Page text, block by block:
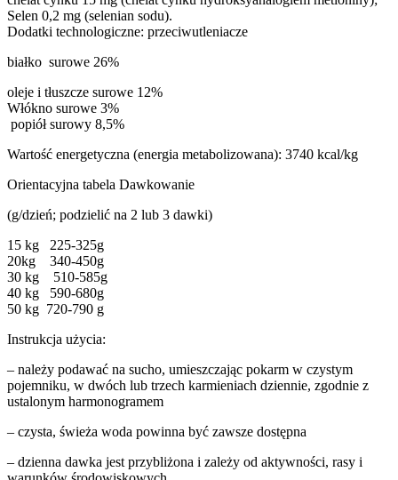
Selen 0,2 mg (selenian sodu).
Dodatki technologiczne: przeciwutleniacze
białko surowe 26%
oleje i tłuszcze surowe 12%
Włókno surowe 3%
popiół surowy 8,5%
Wartość energetyczna (energia metabolizowana): 3740 kcal/kg
Orientacyjna tabela Dawkowanie
(g/dzień; podzielić na 2 lub 3 dawki)
15 kg 225-325g
20kg 340-450g
30 kg 510-585g
40 kg 590-680g
50 kg 720-790 g
Instrukcja użycia:
– należy podawać na sucho, umieszczając pokarm w czystym
pojemniku, w dwóch lub trzech karmieniach dziennie, zgodnie z
ustalonym harmonogramem
– czysta, świeża woda powinna być zawsze dostępna
– dzienna dawka jest przybliżona i zależy od aktywności, rasy i